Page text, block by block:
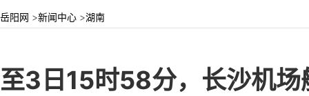
岳阳网 >新闻中心 >湖南
至3日15时58分，长沙机场